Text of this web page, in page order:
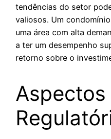
tendências do setor
valiosos. Um
uma área com alta
a ter um desempenho
retorno sobre o